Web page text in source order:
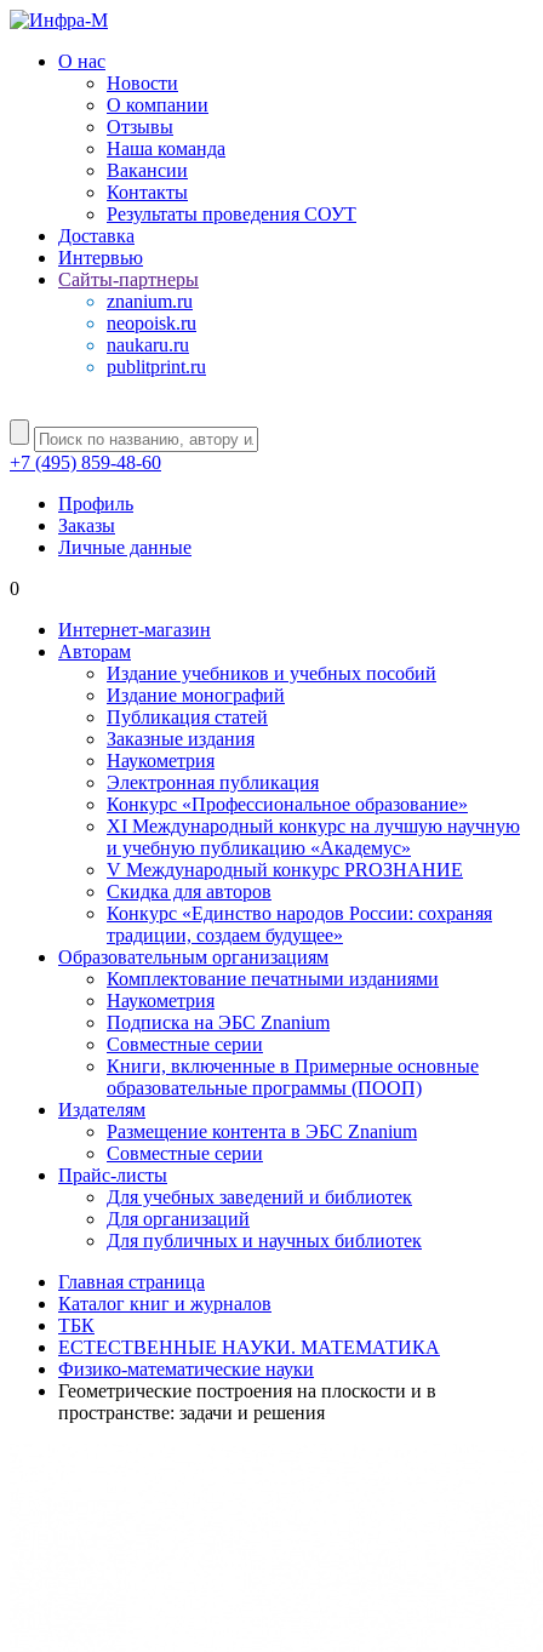
О нас
Новости
О компании
Отзывы
Наша команда
Вакансии
Контакты
Результаты проведения СОУТ
Доставка
Интервью
Сайты-партнеры
znanium.ru
neopoisk.ru
naukaru.ru
publitprint.ru
+7 (495) 859-48-60
Профиль
Заказы
Личные данные
0
Интернет-магазин
Авторам
Издание учебников и учебных пособий
Издание монографий
Публикация статей
Заказные издания
Наукометрия
Электронная публикация
Конкурс «Профессиональное образование»
XI Международный конкурс на лучшую научную
и учебную публикацию «Академус»
V Международный конкурс PROЗНАНИЕ
Скидка для авторов
Конкурс «Единство народов России: сохраняя
традиции, создаем будущее»
Образовательным организациям
Комплектование печатными изданиями
Наукометрия
Подписка на ЭБС Znanium
Совместные серии
Книги, включенные в Примерные основные
образовательные программы (ПООП)
Издателям
Размещение контента в ЭБС Znanium
Совместные серии
Прайс-листы
Для учебных заведений и библиотек
Для организаций
Для публичных и научных библиотек
Главная страница
Каталог книг и журналов
ТБК
ЕСТЕСТВЕННЫЕ НАУКИ. МАТЕМАТИКА
Физико-математические науки
Геометрические построения на плоскости и в
пространстве: задачи и решения